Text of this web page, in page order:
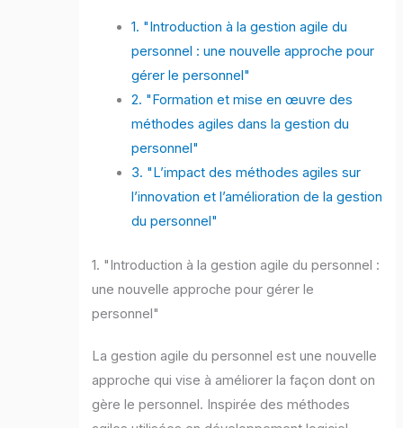
1. "Introduction à la gestion agile du
personnel : une nouvelle approche pour
gérer le personnel"
2. "Formation et mise en œuvre des
méthodes agiles dans la gestion du
personnel"
3. "L’impact des méthodes agiles sur
l’innovation et l’amélioration de la gestion
du personnel"
1. "Introduction à la gestion agile du personnel :
une nouvelle approche pour gérer le
personnel"
La gestion agile du personnel est une nouvelle
approche qui vise à améliorer la façon dont on
gère le personnel. Inspirée des méthodes